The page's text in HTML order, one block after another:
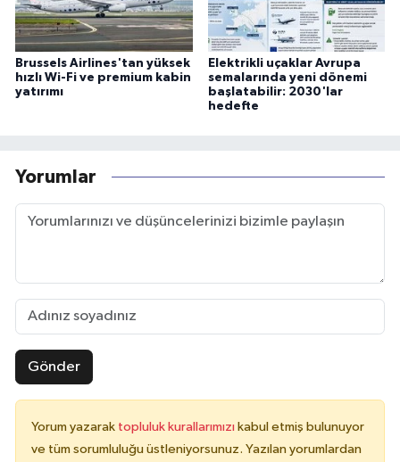
Brussels Airlines'tan yüksek
hızlı Wi-Fi ve premium kabin
yatırımı
Elektrikli uçaklar Avrupa
semalarında yeni dönemi
başlatabilir: 2030'lar
hedefte
Yorumlar
Gönder
Yorum yazarak topluluk kurallarımızı kabul etmiş bulunuyor
ve tüm sorumluluğu üstleniyorsunuz. Yazılan yorumlardan